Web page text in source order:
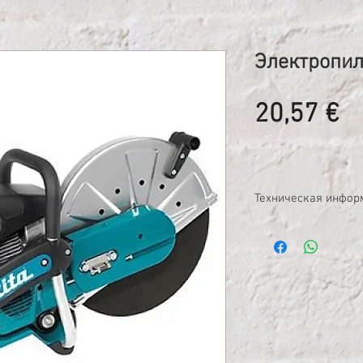
20,57 €
Техническая
Электропитание:
Объем цилиндра,
Диаметр диска,
Глубина реза, мм:
Размер центра
Мощность, Вт:
Объем
Уровень